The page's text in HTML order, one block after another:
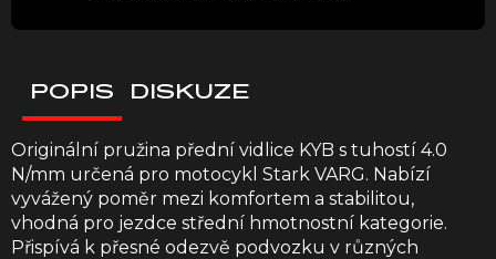
POPIS DISKUZE
Originální pružina přední vidlice KYB s tuhostí 4.0
N/mm určená pro motocykl Stark VARG. Nabízí
vyvážený poměr mezi komfortem a stabilitou,
vhodná pro jezdce střední hmotnostní kategorie.
Přispívá k přesné odezvě podvozku v různých